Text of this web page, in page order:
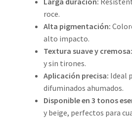
roce.
Alta pigmentación:
alto impacto.
Textura suave y cremosa:
y sin tirones.
Aplicación precisa: Ideal
difuminados ahumados.
Disponible en 3 tonos
y beige, perfectos para